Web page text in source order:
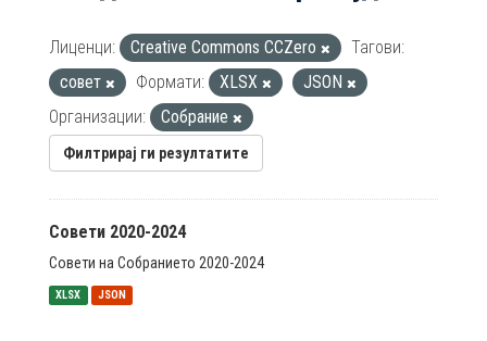
Лиценци: Creative Commons CCZero
Тагови:
совет
Формати: XLSX
JSON
Организации:
Собрание
Филтрирај ги резултатите
Совети 2020-2024
Совети на Собранието 2020-2024
XLSX JSON